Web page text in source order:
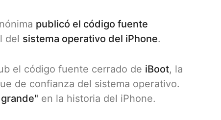
publicó el código fuente
del sistema operativo del iPhone.
el código fuente cerrado de iBoot, la
de confianza del sistema operativo.
en la historia del iPhone.